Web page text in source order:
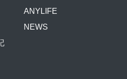
ANYLIFE
NEWS